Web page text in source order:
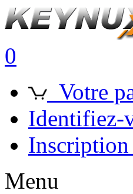
0
Votre
Identifiez-
Menu